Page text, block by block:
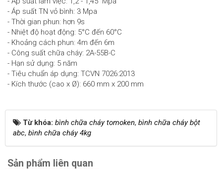
- Áp suất TN vỏ bình: 3 Mpa
- Thời gian phun: hơn 9s
- Nhiệt độ hoạt động: 5°C đến 60°C
- Khoảng cách phun: 4m đến 6m
- Công suất chữa cháy: 2A-55B-C
- Hạn sử dụng: 5 năm
- Tiêu chuẩn áp dụng: TCVN 7026:2013
- Kích thước (cao x Ø): 660 mm x 200 mm
Từ khóa: bình chữa cháy tomoken, bình chữa cháy bột
abc, bình chữa cháy 4kg
Sản phẩm liên quan